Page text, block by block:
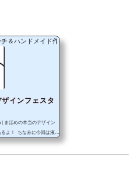
＆ハンドメイド作品
インフェスタ
まほめの本当のデザイン
よ！ ちなみに今回は液晶
ワコム 液晶ペンタブレッ